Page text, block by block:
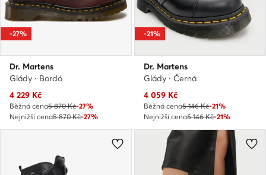
-27%
Dr. Martens
Glády · Bordó
Aktuální cena
4 229 Kč
Běžná cena5 870 Kč-27%
Nejnižší cena5 870 Kč-27%
-21%
Dr. Martens
Glády · Černá
Aktuální cena
4 059 Kč
Běžná cena5 146 Kč-21%
Nejnižší cena5 146 Kč-21%